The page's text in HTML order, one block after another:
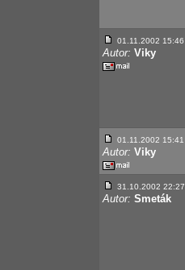
01.11.2002 15:46
Autor: Viky
01.11.2002 15:41
Autor: Viky
31.10.2002 22:27
Autor: Smeták